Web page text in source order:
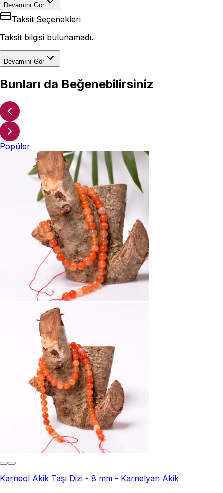
Devamını Gör
Taksit Seçenekleri
Taksit bilgisi bulunamadı.
Devamını Gör
Bunları da Beğenebilirsiniz
Popüler
Karneol Akik Taşı Dizi - 8 mm - Karnelyan Akik